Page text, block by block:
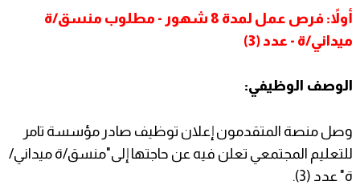
أولاً: فرص عمل لمدة 8 شهور - مطلوب منسق/ة
ميداني/ة - عدد (3)
الوصف الوظيفي:
وصل منصة المتقدمون إعلان توظيف صادر مؤسسة تامر
للتعليم المجتمعي تعلن فيه عن حاجتها إلى"منسق/ة ميداني/
ة" عدد (3).